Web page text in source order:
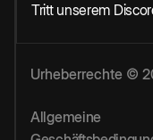
Tritt unserem
Urheberrechte ©
Allgemeine